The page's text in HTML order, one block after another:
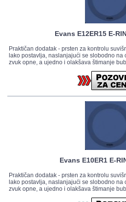
Evans E12ER15 E-
Praktičan dodatak - prsten za kontrolu
lako postavlja, naslanjajući se slobodno
zvuk opne, a ujedno i olakšava štimanje
Evans E10ER1 E-
Praktičan dodatak - prsten za kontrolu
lako postavlja, naslanjajući se slobodno
zvuk opne, a ujedno i olakšava štimanje